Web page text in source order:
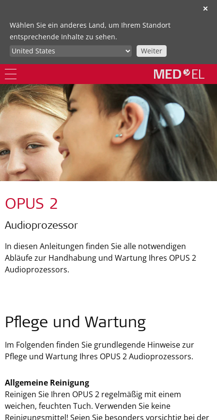
✕
Wählen Sie ein anderes Land, um Ihrem Standort
entsprechende Inhalte zu sehen.
Weiter
OPUS 2
Audioprozessor
In diesen Anleitungen finden Sie alle notwendigen
Abläufe zur Handhabung und Wartung Ihres OPUS 2
Audioprozessors.
Pflege und Wartung
Im Folgenden finden Sie grundlegende Hinweise zur
Pflege und Wartung Ihres OPUS 2 Audioprozessors.
Allgemeine Reinigung
Reinigen Sie Ihren OPUS 2 regelmäßig mit einem
weichen, feuchten Tuch. Verwenden Sie keine
Reinigungsmittel! Seien Sie besonders vorsichtig bei der